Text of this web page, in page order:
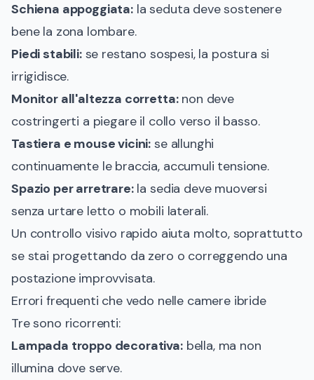
Schiena appoggiata:la seduta deve sostenere
bene la zona lombare.
Piedi stabili:se restano sospesi, la postura si
irrigidisce.
Monitor all'altezza corretta:non deve
costringerti a piegare il collo verso il basso.
Tastiera e mouse vicini: se allunghi
continuamente le braccia, accumuli tensione.
Spazio per arretrare:la sedia deve muoversi
senza urtare letto o mobili laterali.
Un controllo visivo rapido aiuta molto, soprattutto
se stai progettando da zero o correggendo una
postazione improvvisata.
Errori frequenti che vedo nelle camere ibride
Tre sono ricorrenti:
Lampada troppo decorativa:bella, ma non
illumina dove serve.